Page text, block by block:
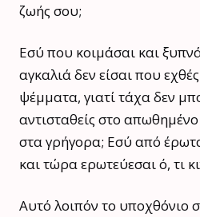
ζωής σου;
Εσύ που κοιμάσαι και
αγκαλιά δεν είσαι που
ψέμματα, γιατί τάχα δεν
αντισταθείς στο
στα γρήγορα; Εσύ από
και τώρα ερωτεύεσαι ό, τι
Αυτό λοιπόν το υποχθόνιο